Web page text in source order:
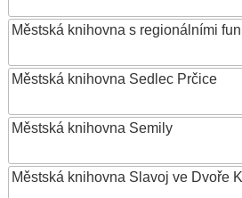
Městská knihovna s regionálními
Městská knihovna Sedlec Prčice
Městská knihovna Semily
Městská knihovna Slavoj ve Dvoře